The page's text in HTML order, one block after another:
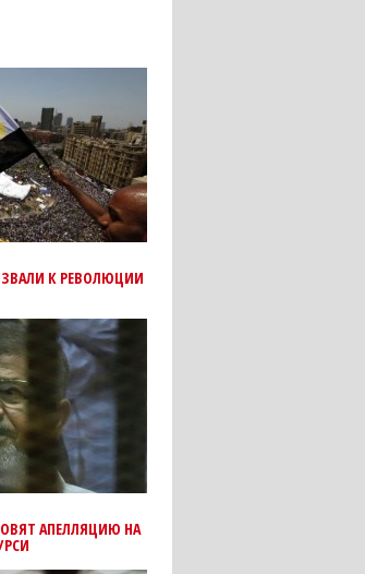
К РЕВОЛЮЦИИ
АПЕЛЛЯЦИЮ НА